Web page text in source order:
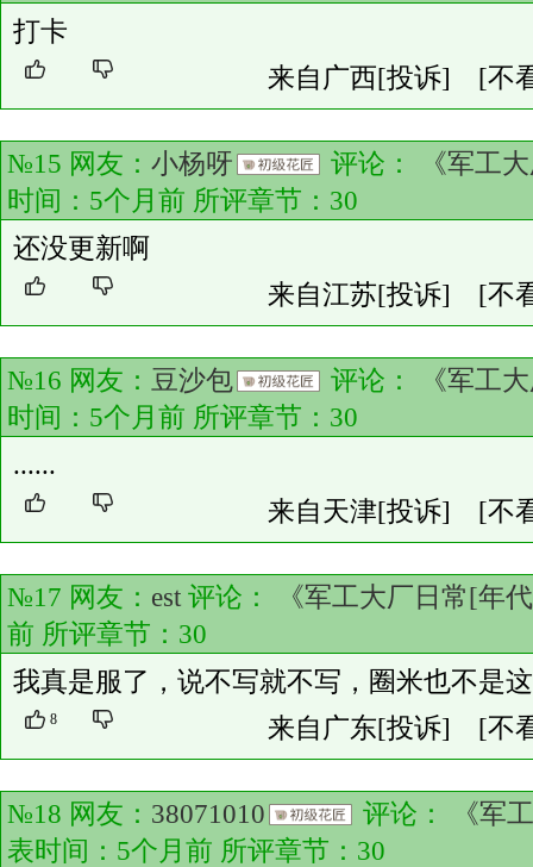
打卡
来自广西[投诉] [不
№15 网友： 小杨呀 评论：
《军工
时间：5个月前 所评章节： 30
还没更新啊
来自江苏[投诉] [不
№16 网友： 豆沙包 评论：
《军工
时间：5个月前 所评章节： 30
......
来自天津[投诉] [不
№17 网友： est 评论：
《军工大厂日常[年
前 所评章节： 30
我真是服了，说不写就不写，圈米也不是
8 来自广东[投诉] [不
№18 网友： 38071010 评论：
《军
表时间：5个月前 所评章节： 30